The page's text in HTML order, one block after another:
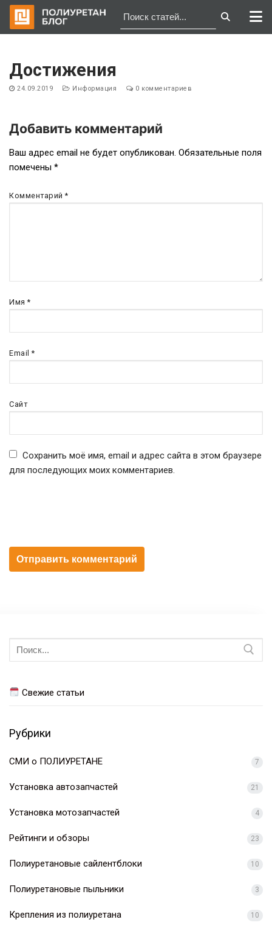
содержимому
Достижения
24.09.2019 Информация 0 комментариев
Навигация
по
записям
Добавить комментарий
Ваш адрес email не будет опубликован. Обязательные поля
помечены *
Комментарий*
Имя*
Email*
Сайт
Сохранить моё имя, email и адрес сайта в этом браузере
для последующих моих комментариев.
Искать:
Свежие статьи
Рубрики
СМИ о ПОЛИУРЕТАНЕ 7
Установка автозапчастей 21
Установка мотозапчастей 4
Рейтинги и обзоры 23
Полиуретановые сайлентблоки 10
Полиуретановые пыльники 3
Крепления из полиуретана 10